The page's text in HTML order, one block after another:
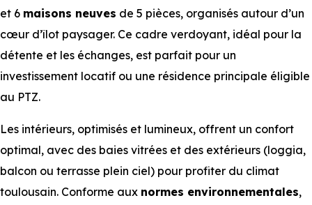
et 6 maisons neuves de 5 pièces, organisés autour d’un
cœur d’îlot paysager. Ce cadre verdoyant, idéal pour la
détente et les échanges, est parfait pour un
investissement locatif ou une résidence principale éligible
au PTZ.
Les intérieurs, optimisés et lumineux, offrent un confort
optimal, avec des baies vitrées et des extérieurs (loggia,
balcon ou terrasse plein ciel) pour profiter du climat
toulousain. Conforme aux normes environnementales,